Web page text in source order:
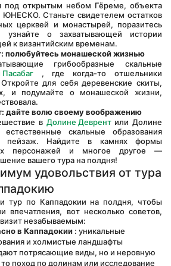
под открытым небом Гёреме, объекта
ЮНЕСКО. Станьте свидетелем остатков
церквей и монастырей, поразитесь
о захватывающей истории
к византийским временам.
полюбуйтесь монашеской жизнью
, где когда-то отшельники
для себя деревенские скиты,
и подумайте о монашеской жизни,
дайте волю своему воображению
в Долине Деврент или Долине
скальные образования
пейзаж. Найдите в камнях формы
персонажей и многое другое —
вашего тура на полдня!
удовольствия от тура
впечатления, вот несколько советов,
незабываемым:
в Каппадокии : уникальные
и холмистые ландшафты
потрясающие виды, но и неровную
поход по долинам или исследование